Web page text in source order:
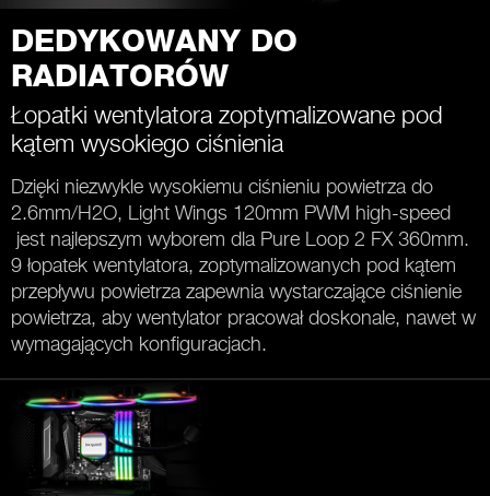
DEDYKOWANY DO
RADIATORÓW
Łopatki wentylatora zoptymalizowane pod
kątem wysokiego ciśnienia
Dzięki niezwykle wysokiemu ciśnieniu powietrza do
2.6mm/H2O, Light Wings 120mm PWM high-speed
jest najlepszym wyborem dla Pure Loop 2 FX 360mm.
9 łopatek wentylatora, zoptymalizowanych pod kątem
przepływu powietrza zapewnia wystarczające ciśnienie
powietrza, aby wentylator pracował doskonale, nawet w
wymagających konfiguracjach.